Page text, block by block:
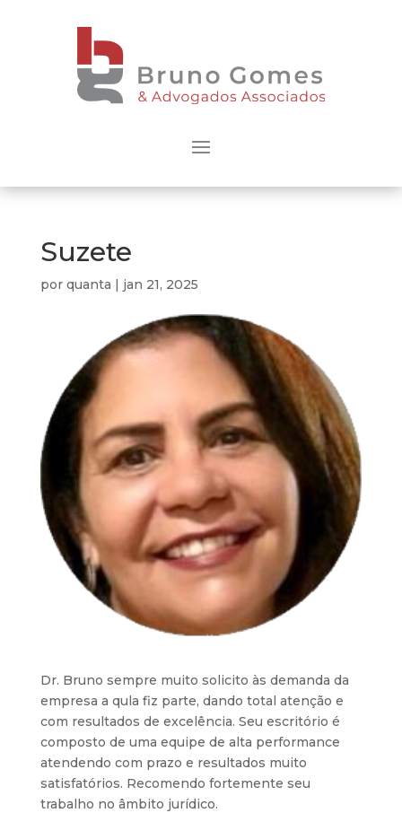
Suzete
por quanta | jan 21, 2025
Dr. Bruno sempre muito solicito às demanda da
empresa a qula fiz parte, dando total atenção e
com resultados de excelência. Seu escritório é
composto de uma equipe de alta performance
atendendo com prazo e resultados muito
satisfatórios. Recomendo fortemente seu
trabalho no âmbito jurídico.